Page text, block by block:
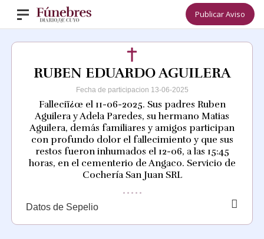
Publicar Aviso
RUBEN EDUARDO AGUILERA
Fecha de participacion 13-06-2025
Falleciï¿œ el 11-06-2025. Sus padres Ruben
Aguilera y Adela Paredes, su hermano Matias
Aguilera, demás familiares y amigos participan
con profundo dolor el fallecimiento y que sus
restos fueron inhumados el 12-06, a las 15:45
horas, en el cementerio de Angaco. Servicio de
Cochería San Juan SRL
Datos de Sepelio